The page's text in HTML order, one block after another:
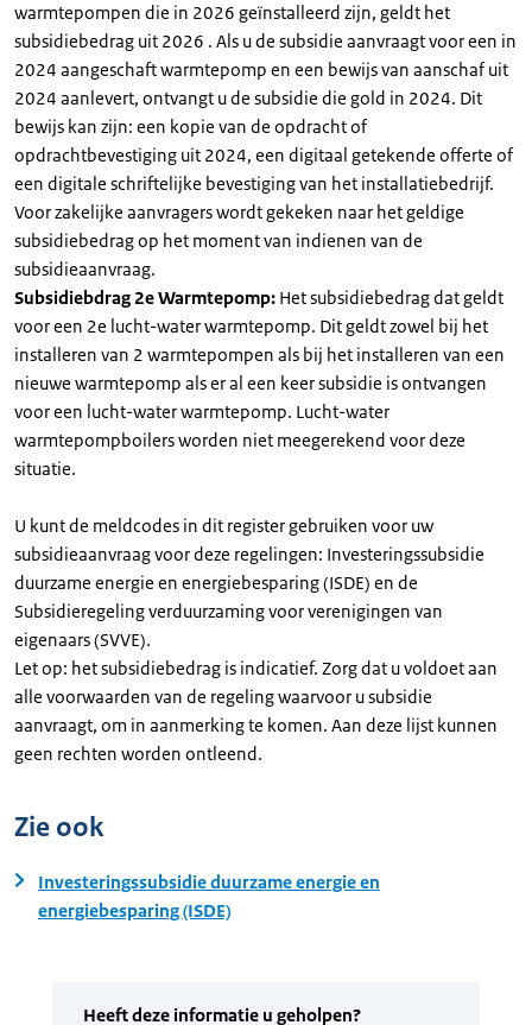
warmtepompen die in 2026 geïnstalleerd zijn, geldt het
subsidiebedrag uit 2026 . Als u de subsidie aanvraagt voor een in
2024 aangeschaft warmtepomp en een bewijs van aanschaf uit
2024 aanlevert, ontvangt u de subsidie die gold in 2024. Dit
bewijs kan zijn: een kopie van de opdracht of
opdrachtbevestiging uit 2024, een digitaal getekende offerte of
een digitale schriftelijke bevestiging van het installatiebedrijf.
Voor zakelijke aanvragers wordt gekeken naar het geldige
subsidiebedrag op het moment van indienen van de
subsidieaanvraag.
Subsidiebdrag 2e Warmtepomp: Het subsidiebedrag dat geldt
voor een 2e lucht-water warmtepomp. Dit geldt zowel bij het
installeren van 2 warmtepompen als bij het installeren van een
nieuwe warmtepomp als er al een keer subsidie is ontvangen
voor een lucht-water warmtepomp. Lucht-water
warmtepompboilers worden niet meegerekend voor deze
situatie.
U kunt de meldcodes in dit register gebruiken voor uw
subsidieaanvraag voor deze regelingen: Investeringssubsidie
duurzame energie en energiebesparing (ISDE) en de
Subsidieregeling verduurzaming voor verenigingen van
eigenaars (SVVE).
Let op: het subsidiebedrag is indicatief. Zorg dat u voldoet aan
alle voorwaarden van de regeling waarvoor u subsidie
aanvraagt, om in aanmerking te komen. Aan deze lijst kunnen
geen rechten worden ontleend.
Zie ook
Investeringssubsidie duurzame energie en
energiebesparing (ISDE)